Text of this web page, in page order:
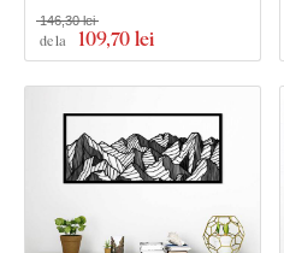
de la 109,70 lei
146,30 lei